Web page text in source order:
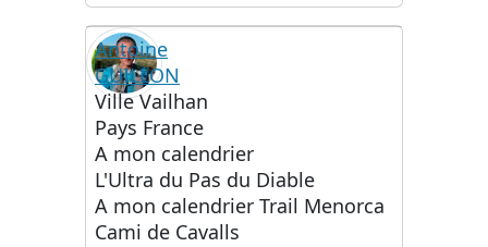
Antoine
GUILLON
Ville Vailhan
Pays France
A mon calendrier
L'Ultra du Pas du Diable
A mon calendrier Trail Menorca
Cami de Cavalls